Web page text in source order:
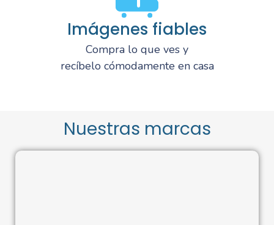
Imágenes fiables
Compra lo que ves y
recíbelo cómodamente en casa
Nuestras marcas